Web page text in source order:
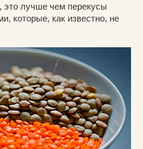
это лучше чем перекусы
которые, как известно, не